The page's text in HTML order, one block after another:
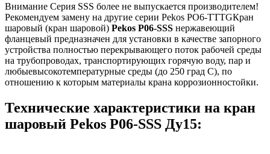
Внимание Серия SSS более не выпускается производителем!
Рекомендуем замену на другие серии Pekos РО6-TTTGКран
шаровый (кран шаровой) Pekos P06-SSS нержавеющий
фланцевый предназначен для установки в качестве запорного
устройства полностью перекрывающего поток рабочей среды
на трубопроводах, транспортирующих горячую воду, пар и
любыевысокотемпературные среды (до 250 град С), по
отношению к которым материалы крана коррозионностойки.
Технические характеристики на кран
шаровый Pekos P06-SSS Ду15: